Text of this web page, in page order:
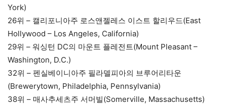
York)
26위 – 캘리포니아주 로스앤젤레스 이스트 할리우드(East
Hollywood – Los Angeles, California)
29위 – 워싱턴 DC의 마운트 플레전트(Mount Pleasant –
Washington, D.C.)
32위 – 펜실베이니아주 필라델피아의 브루어리타운
(Brewerytown, Philadelphia, Pennsylvania)
38위 – 매사추세츠주 서머빌(Somerville, Massachusetts)